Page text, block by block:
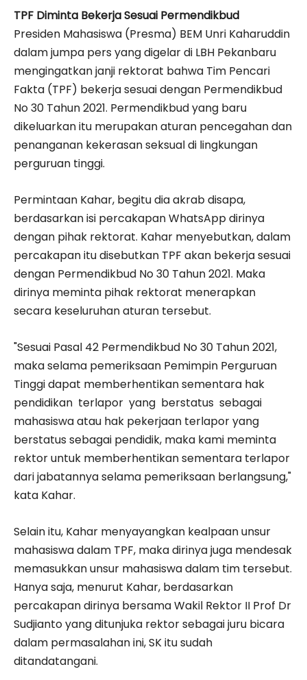
TPF Diminta Bekerja Sesuai Permendikbud
Presiden Mahasiswa (Presma) BEM Unri Kaharuddin
dalam jumpa pers yang digelar di LBH Pekanbaru
mengingatkan janji rektorat bahwa Tim Pencari
Fakta (TPF) bekerja sesuai dengan Permendikbud
No 30 Tahun 2021. Permendikbud yang baru
dikeluarkan itu merupakan aturan pencegahan dan
penanganan kekerasan seksual di lingkungan
perguruan tinggi.
Permintaan Kahar, begitu dia akrab disapa,
berdasarkan isi percakapan WhatsApp dirinya
dengan pihak rektorat. Kahar menyebutkan, dalam
percakapan itu disebutkan TPF akan bekerja sesuai
dengan Permendikbud No 30 Tahun 2021. Maka
dirinya meminta pihak rektorat menerapkan
secara keseluruhan aturan tersebut.
"Sesuai Pasal 42 Permendikbud No 30 Tahun 2021,
maka selama pemeriksaan Pemimpin Perguruan
Tinggi dapat memberhentikan sementara hak
pendidikan terlapor yang berstatus sebagai
mahasiswa atau hak pekerjaan terlapor yang
berstatus sebagai pendidik, maka kami meminta
rektor untuk memberhentikan sementara terlapor
dari jabatannya selama pemeriksaan berlangsung,"
kata Kahar.
Selain itu, Kahar menyayangkan kealpaan unsur
mahasiswa dalam TPF, maka dirinya juga mendesak
memasukkan unsur mahasiswa dalam tim tersebut.
Hanya saja, menurut Kahar, berdasarkan
percakapan dirinya bersama Wakil Rektor II Prof Dr
Sudjianto yang ditunjuka rektor sebagai juru bicara
dalam permasalahan ini, SK itu sudah
ditandatangani.